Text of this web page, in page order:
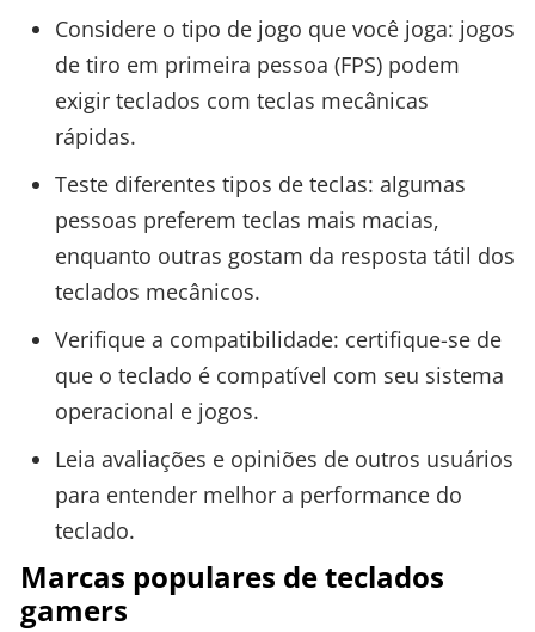
Considere o tipo de jogo que você joga: jogos
de tiro em primeira pessoa (FPS) podem
exigir teclados com teclas mecânicas
rápidas.
Teste diferentes tipos de teclas: algumas
pessoas preferem teclas mais macias,
enquanto outras gostam da resposta tátil dos
teclados mecânicos.
Verifique a compatibilidade: certifique-se de
que o teclado é compatível com seu sistema
operacional e jogos.
Leia avaliações e opiniões de outros usuários
para entender melhor a performance do
teclado.
Marcas populares de teclados
gamers